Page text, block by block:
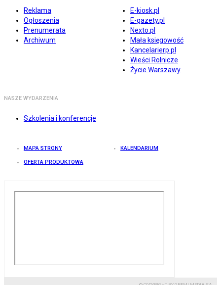
Reklama
Ogłoszenia
Prenumerata
Archiwum
E-kiosk.pl
E-gazety.pl
Nexto.pl
Mała księgowość
Kancelarierp.pl
Wieści Rolnicze
Życie Warszawy
NASZE WYDARZENIA
Szkolenia i konferencje
MAPA STRONY KALENDARIUM
OFERTA PRODUKTOWA